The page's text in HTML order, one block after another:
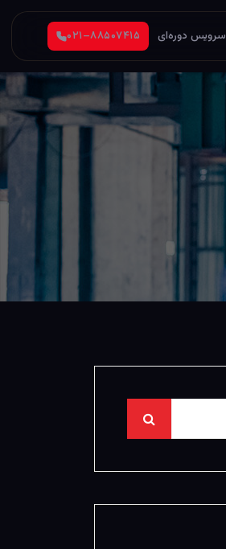
سرویس دوره‌ای ۰۲۱–۸۸۵۰۷۴۱۵